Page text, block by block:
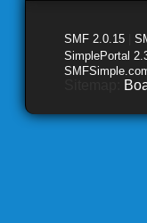
SMF 2.0.15
SimplePortal